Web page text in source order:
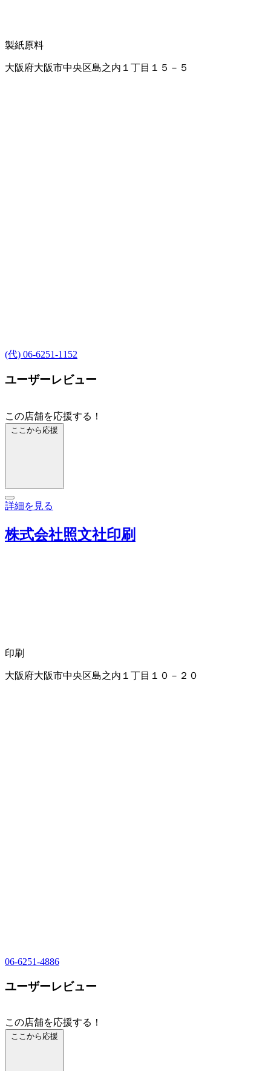
製紙原料
大阪府大阪市中央区島之内１丁目１５－５
(代) 06-6251-1152
ユーザーレビュー
この店舗を応援する！
ここから応援
詳細を見る
株式会社照文社印刷
印刷
大阪府大阪市中央区島之内１丁目１０－２０
06-6251-4886
ユーザーレビュー
この店舗を応援する！
ここから応援